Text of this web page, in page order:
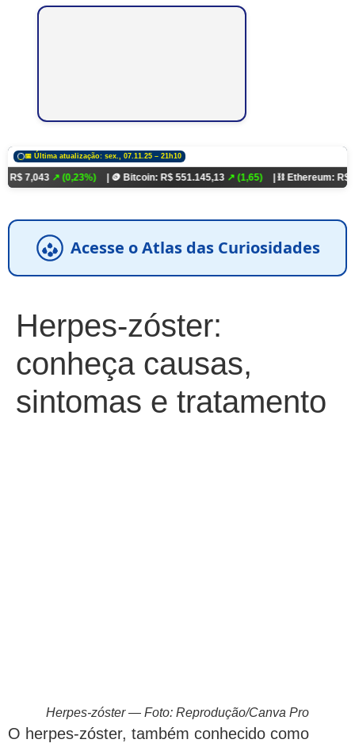
📅 Última atualização: sex., 07.11.25 – 21h10
↗ (0,23%) | 🪙 Bitcoin: R$ 551.145,13↗ (1,65) | ⛓️ Ethereum: R$ 18.321,93
Acesse o Atlas das Curiosidades
Herpes-zóster:
conheça causas,
sintomas e tratamento
Herpes-zóster — Foto: Reprodução/Canva Pro
O herpes-zóster, também conhecido como